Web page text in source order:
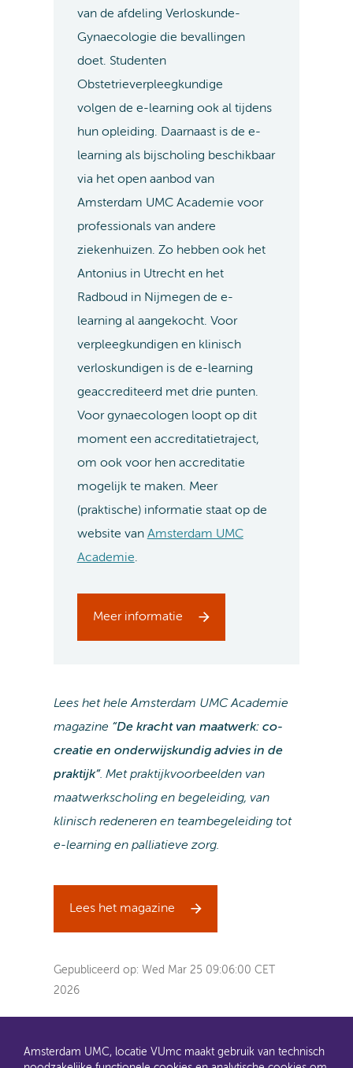
van de afdeling Verloskunde-
Gynaecologie die bevallingen
doet. Studenten
Obstetrieverpleegkundige
volgen de e-learning ook al tijdens
hun opleiding. Daarnaast is de e-
learning als bijscholing beschikbaar
via het open aanbod van
Amsterdam UMC Academie voor
professionals van andere
ziekenhuizen. Zo hebben ook het
Antonius in Utrecht en het
Radboud in Nijmegen de e-
learning al aangekocht. Voor
verpleegkundigen en klinisch
verloskundigen is de e-learning
geaccrediteerd met drie punten.
Voor gynaecologen loopt op dit
moment een accreditatietraject,
om ook voor hen accreditatie
mogelijk te maken. Meer
(praktische) informatie staat op de
website van Amsterdam UMC
Academie.
Meer informatie
Lees het hele Amsterdam UMC Academie
magazine “De kracht van maatwerk: co-
creatie en onderwijskundig advies in de
praktijk”. Met praktijkvoorbeelden van
maatwerkscholing en begeleiding, van
klinisch redeneren en teambegeleiding tot
e-learning en palliatieve zorg.
Lees het magazine
Gepubliceerd op: Wed Mar 25 09:06:00 CET
2026
Amsterdam UMC, locatie VUmc maakt gebruik van technisch